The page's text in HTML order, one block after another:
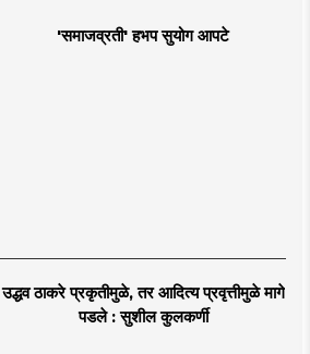
'समाजव्रती' हभप सुयोग आपटे
उद्धव ठाकरे प्रकृतीमुळे, तर आदित्य प्रवृत्तीमुळे मागे
पडले : सुशील कुलकर्णी